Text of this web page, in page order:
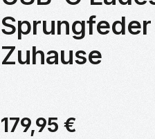
Zuhause
179,95 €